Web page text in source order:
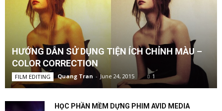
HƯỚNG DẪN SỬ DỤNG TIỆN ÍCH CHỈNH MÀU –
COLOR CORRECTION
FILM EDITING Quang Tran - June 24, 2015 1
HỌC PHẦN MỀM DỰNG PHIM AVID MEDIA